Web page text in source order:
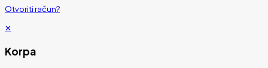
Otvoriti račun?
✕
Korpa